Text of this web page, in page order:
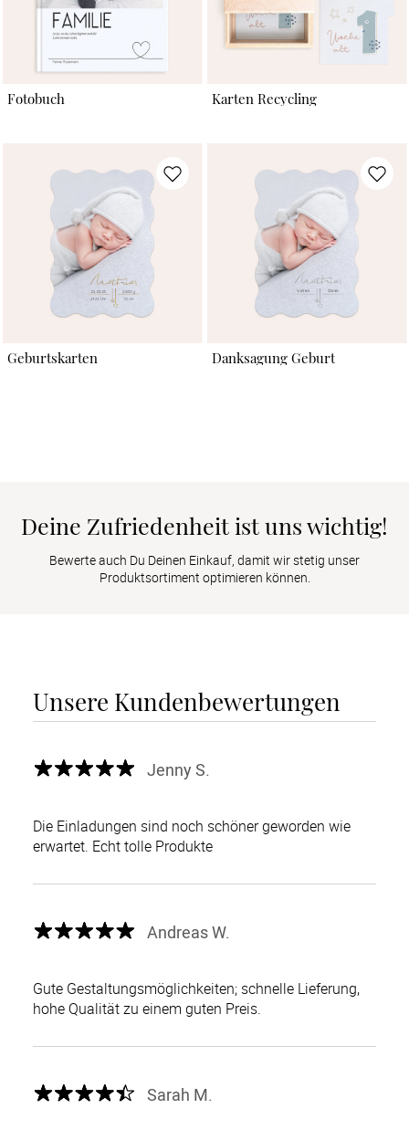
Fotobuch Karten Recycling
Geburtskarten Danksagung Geburt
Deine Zufriedenheit ist uns wichtig!
Bewerte auch Du Deinen Einkauf, damit wir stetig unser
Produktsortiment optimieren können.
Unsere Kundenbewertungen
Jenny S.
Die Einladungen sind noch schöner geworden wie
erwartet. Echt tolle Produkte
Andreas W.
Gute Gestaltungsmöglichkeiten; schnelle Lieferung,
hohe Qualität zu einem guten Preis.
Sarah M.